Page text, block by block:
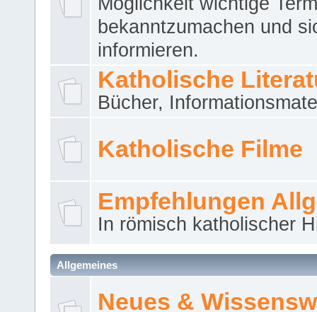
bekanntzumachen und
informieren.
Katholische
Bücher,
Katholische Filme
Empfehlungen
In römisch katholischer
Allgemeines
Neues &